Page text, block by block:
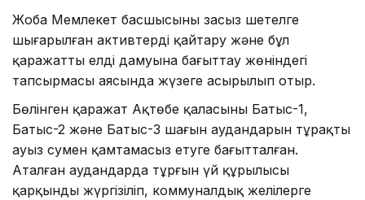
Жоба Мемлекет басшысының заңсыз шетелге
шығарылған активтерді қайтару және бұл
қаражатты елдің дамуына бағыттау жөніндегі
тапсырмасы аясында жүзеге асырылып отыр.
Бөлінген қаражат Ақтөбе қаласының Батыс-1,
Батыс-2 және Батыс-3 шағын аудандарын тұрақты
ауыз сумен қамтамасыз етуге бағытталған.
Аталған аудандарда тұрғын үй құрылысы
қарқынды жүргізіліп, коммуналдық желілерге